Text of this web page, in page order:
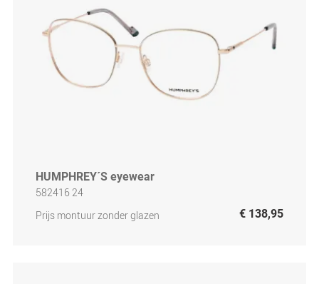
HUMPHREY´S eyewear
582416 24
Prijs montuur zonder glazen
€ 138,95